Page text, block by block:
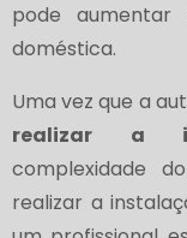
pode
doméstica.
Uma vez que a
realizar a
complexidade
realizar a